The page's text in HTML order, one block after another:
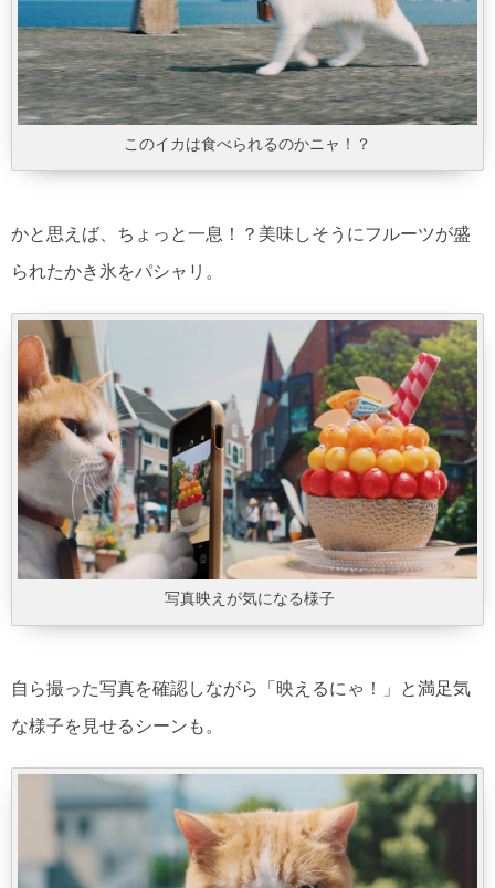
このイカは食べられるのかニャ！？
かと思えば、ちょっと一息！？美味しそうにフルーツが盛
られたかき氷をパシャリ。
写真映えが気になる様子
自ら撮った写真を確認しながら「映えるにゃ！」と満足気
な様子を見せるシーンも。